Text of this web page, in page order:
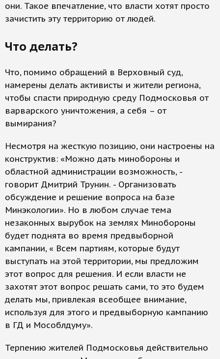
они. Такое впечатление, что власти хотят просто
зачистить эту территорию от людей.
Что делать?
Что, помимо обращений в Верховный суд,
намерены делать активисты и жители региона,
чтобы спасти природную среду Подмосковья от
варварского уничтожения, а себя – от
вымирания?
Несмотря на жесткую позицию, они настроены на
конструктив: «Можно дать минобороны и
областной администрации возможность, -
говорит Дмитрий Трунин. - Организовать
обсуждение и решение вопроса на базе
Минэкологии». Но в любом случае тема
незаконных вырубок на землях Минобороны
будет поднята во время предвыборной
кампании, « Всем партиям, которые будут
выступать на этой территории, мы предложим
этот вопрос для решения. И если власти не
захотят этот вопрос решать сами, то это будем
делать мы, привлекая всеобщее внимание,
используя для этого и предвыборную кампанию
в ГД и Мособлдуму».
Терпению жителей Подмосковья действительно